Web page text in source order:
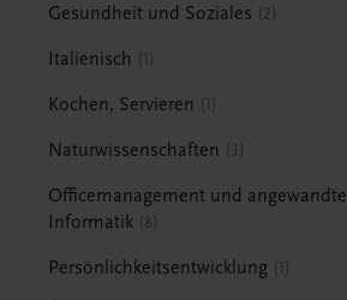
Gesundheit und Soziales 2
Italienisch 1
Kochen, Servieren 1
Naturwissenschaften 3
Officemanagement und angewandte
Informatik 8
Persönlichkeitsentwicklung 1